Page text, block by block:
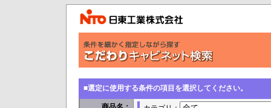
■選定に使用する条件の項目を選択してください。